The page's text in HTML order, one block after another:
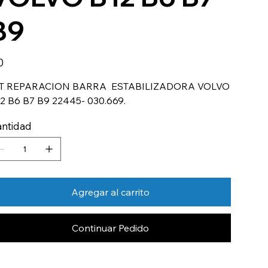
REPARACION BARRA ESTABILIZADORA VOLVO
B6 B7 B9 22445- 030.669.
Agregar al carrito
Continuar Pedido